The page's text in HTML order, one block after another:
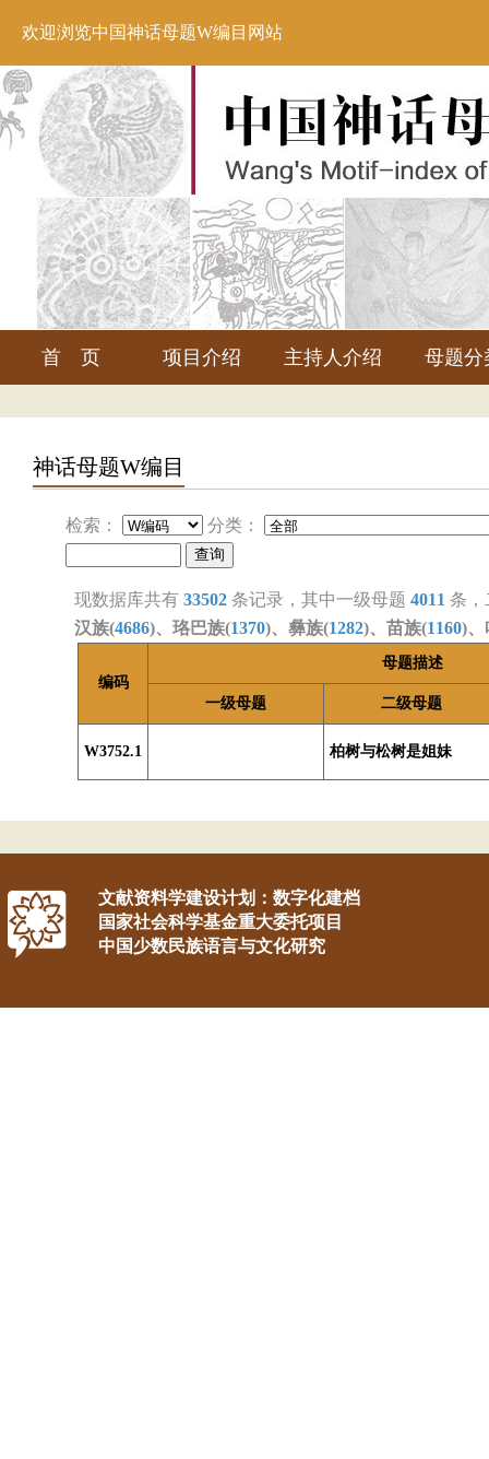
欢迎浏览中国神话母题W编目网站
首 页 项目介绍 主持人介绍 母题分
神话母题W编目
检索： 分类：
现数据库共有 33502 条记录，其中一级母题 4011 条
汉族(4686)、珞巴族(1370)、彝族(1282)、苗族(1160)、
编码
母题描述
一级母题 二级母题
W3752.1 柏树与松树是姐妹
文献资料学建设计划：数字化建档
国家社会科学基金重大委托项目
中国少数民族语言与文化研究